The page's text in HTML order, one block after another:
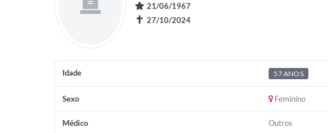
21/06/1967
✝ 27/10/2024
Idade 57 ANOS
Sexo Feminino
Médico Outros